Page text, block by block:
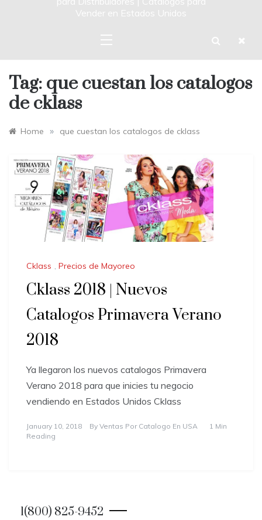
Vender en Estados Unidos
Tag: que cuestan los catalogos
de cklass
Home » que cuestan los catalogos de cklass
Cklass , Precios de Mayoreo
Cklass 2018 | Nuevos
Catalogos Primavera Verano
2018
Ya llegaron los nuevos catalogos Primavera
Verano 2018 para que inicies tu negocio
vendiendo en Estados Unidos Cklass
January 10, 2018 By Ventas Por Catalogo En USA
1 Min
Reading
1(800) 825-9452